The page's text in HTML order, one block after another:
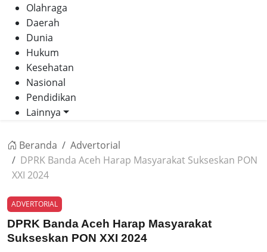
Olahraga
Daerah
Dunia
Hukum
Kesehatan
Nasional
Pendidikan
Lainnya
Beranda
Advertorial
DPRK Banda Aceh Harap Masyarakat Sukseskan PON
XXI 2024
ADVERTORIAL
DPRK Banda Aceh Harap Masyarakat
Sukseskan PON XXI 2024